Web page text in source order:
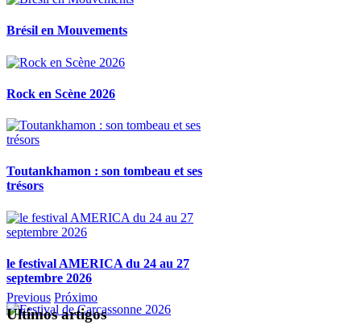
Brésil en Mouvements
Rock en Scène 2026
Toutankhamon : son tombeau et ses
trésors
le festival AMERICA du 24 au 27
septembre 2026
Previous Próximo
Ultimos artigos